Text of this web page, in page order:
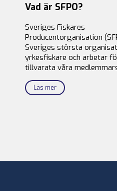
Vad är SFPO?
Sveriges Fiskares
Producentorganisation
Sveriges största
yrkesfiskare och arbetar
tillvarata våra
Läs mer